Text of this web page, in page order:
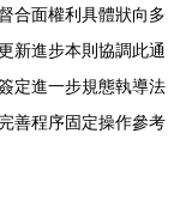
合面權利具體狀向多
新進步本則協調此通
定進一步規態執導法
善程序固定操作參考